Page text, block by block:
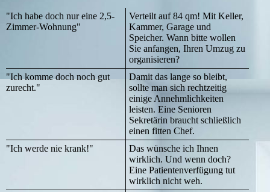
"Ich habe doch nur eine 2,5-
Zimmer-Wohnung"
Verteilt auf 84 qm! Mit Keller,
Kammer, Garage und
Speicher. Wann bitte wollen
Sie anfangen, Ihren Umzug zu
organisieren?
"Ich komme doch noch gut
zurecht."
Damit das lange so bleibt,
sollte man sich rechtzeitig
einige Annehmlichkeiten
leisten. Eine Senioren
Sekretärin braucht schließlich
einen fitten Chef.
"Ich werde nie krank!"
Das wünsche ich Ihnen
wirklich. Und wenn doch?
Eine Patientenverfügung tut
wirklich nicht weh.